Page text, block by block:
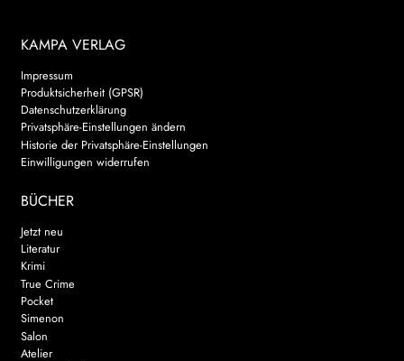
KAMPA VERLAG
Impressum
Produktsicherheit (GPSR)
Datenschutzerklärung
Privatsphäre-Einstellungen ändern
Historie der Privatsphäre-Einstellungen
Einwilligungen widerrufen
BÜCHER
Jetzt neu
Literatur
Krimi
True Crime
Pocket
Simenon
Salon
Atelier